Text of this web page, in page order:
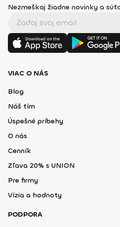
Nezmeškaj žiadne novinky a
VIAC O NÁS
Blog
Náš tím
Úspešné príbehy
O nás
Cenník
Zľava 20% s UNION
Pre firmy
Vízia a hodnoty
PODPORA